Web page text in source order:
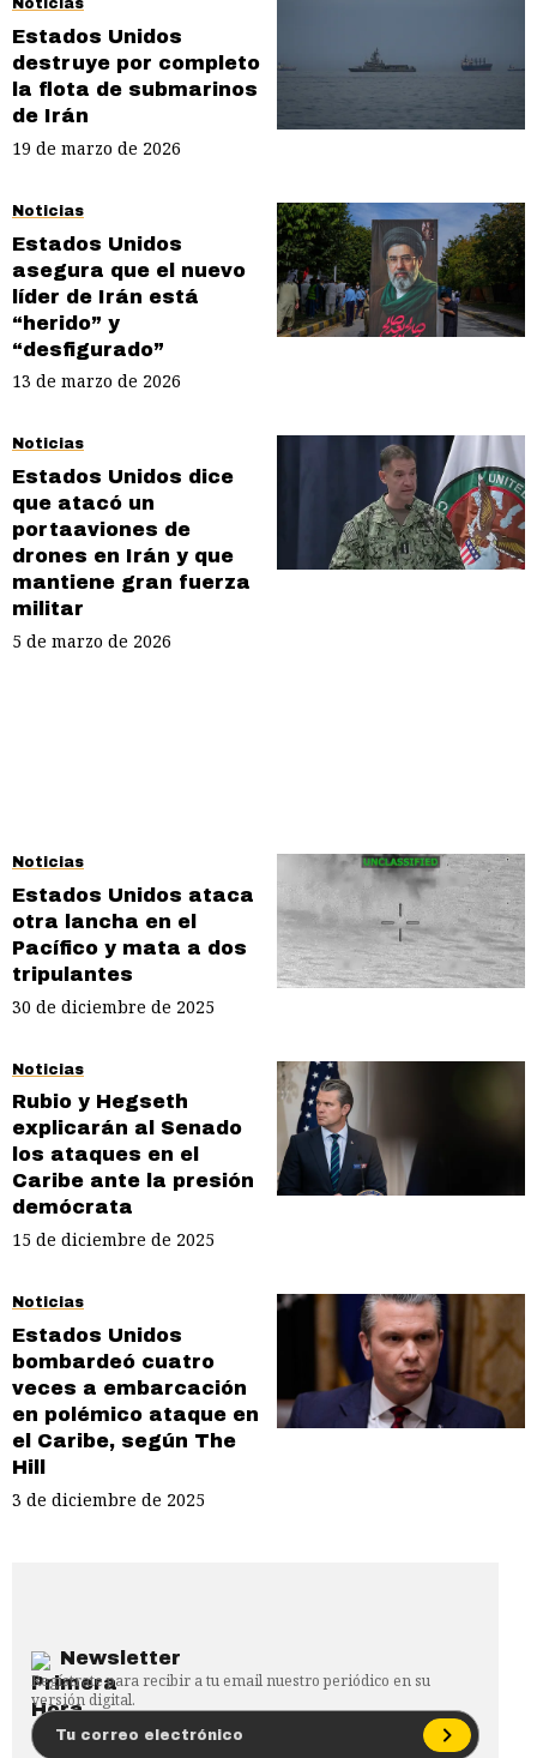
Noticias
Estados Unidos
destruye por completo
la flota de submarinos
de Irán
19 de marzo de 2026
Noticias
Estados Unidos
asegura que el nuevo
líder de Irán está
“herido” y
“desfigurado”
13 de marzo de 2026
Noticias
Estados Unidos dice
que atacó un
portaaviones de
drones en Irán y que
mantiene gran fuerza
militar
5 de marzo de 2026
Noticias
Estados Unidos ataca
otra lancha en el
Pacífico y mata a dos
tripulantes
30 de diciembre de 2025
Noticias
Rubio y Hegseth
explicarán al Senado
los ataques en el
Caribe ante la presión
demócrata
15 de diciembre de 2025
Noticias
Estados Unidos
bombardeó cuatro
veces a embarcación
en polémico ataque en
el Caribe, según The
Hill
3 de diciembre de 2025
Newsletter
Regístrate para recibir a tu email nuestro periódico en su
versión digital.